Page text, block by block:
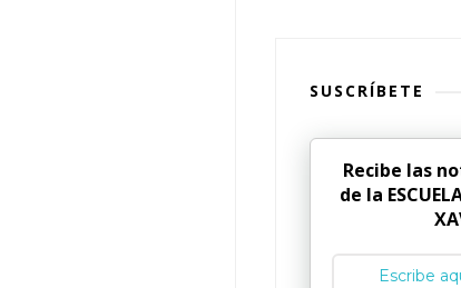
SUSCRÍBETE
Recibe las
de la